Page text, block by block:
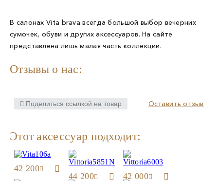
В салонах Vita brava всегда большой выбор вечерних
сумочек, обуви и других аксессуаров. На сайте
представлена лишь малая часть коллекции.
Отзывы о нас:
Поделиться ссылкой на товар Оставить отзыв
Этот аксессуар подходит:
42 200
44 200
42 000